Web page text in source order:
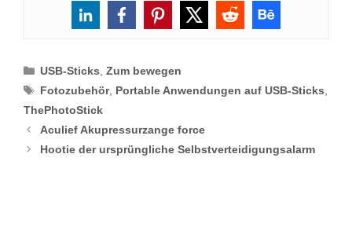
Categories
USB-Sticks ,Zum bewegen
Tags
Fotozubehör, Portable Anwendungen auf USB-Sticks
ThePhotoStick
Aculief Akupressurzange force
Hootie der ursprüngliche Selbstverteidigungsalarm